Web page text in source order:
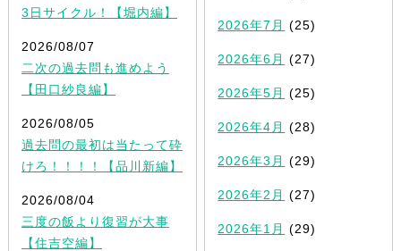
3日サイクル！【堀内編】
2026/08/07
二次の過去問も進めよう
【田口紗良編】
2026/08/05
過去問の最初は当たって砕
けろ！！！！【品川新編】
2026/08/04
三度の飯より復習が大事
【住吉空編】
2026年7月 (25)
2026年6月 (27)
2026年5月 (25)
2026年4月 (28)
2026年3月 (29)
2026年2月 (27)
2026年1月 (29)